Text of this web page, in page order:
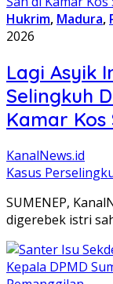
Hukrim, Madura,
2026
Lagi Asyik
Selingkuh
Kamar Kos
KanalNews.id
Kasus
SUMENEP,
digerebek istri